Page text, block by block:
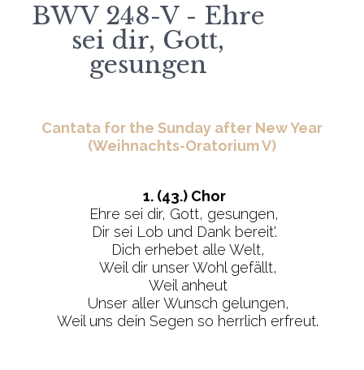
BWV 248-V - Ehre
sei dir, Gott,
gesungen
Cantata for the Sunday after New Year
(Weihnachts-Oratorium V)
1. (43.) Chor
Ehre sei dir, Gott, gesungen,
Dir sei Lob und Dank bereit'.
Dich erhebet alle Welt,
Weil dir unser Wohl gefällt,
Weil anheut
Unser aller Wunsch gelungen,
Weil uns dein Segen so herrlich erfreut.